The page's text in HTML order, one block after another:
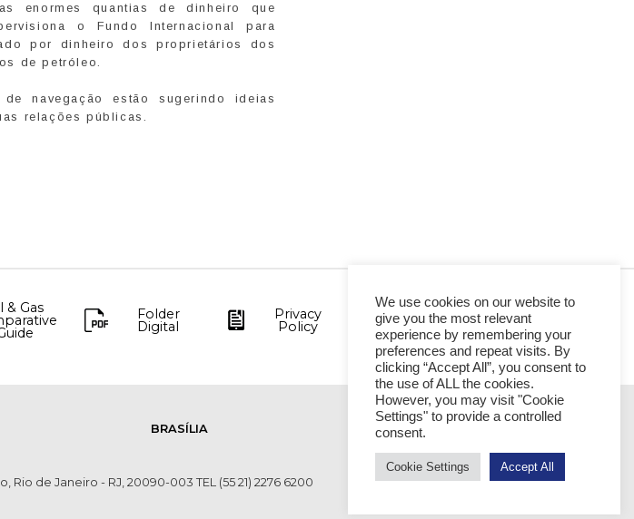
enormes quantias de dinheiro que
o Fundo Internacional para
por dinheiro dos proprietários dos
de petróleo.
navegação estão sugerindo ideias
relações públicas.
& Gas Folder
Digital
Privacy
Policy
BRASÍLIA
Rio de Janeiro - RJ, 20090-003 TEL (55 21) 2276 6200
We use cookies on our website to
give you the most relevant
experience by remembering your
preferences and repeat visits. By
clicking “Accept All”, you consent to
the use of ALL the cookies.
However, you may visit "Cookie
Settings" to provide a controlled
consent.
Cookie Settings Accept All